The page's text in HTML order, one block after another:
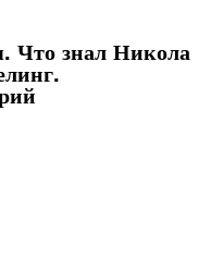
Что знал Никола